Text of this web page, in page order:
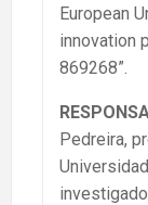
European
innovation
869268”.
Pedreira,